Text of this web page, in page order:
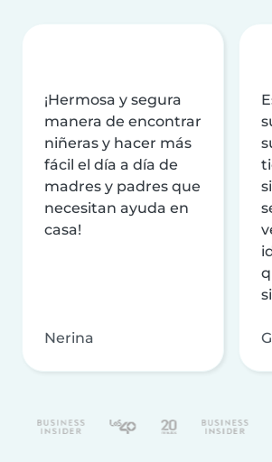
¡Hermosa y segura
manera de encontrar
niñeras y hacer más
fácil el día a día de
madres y padres que
necesitan ayuda en
casa!
Nerina